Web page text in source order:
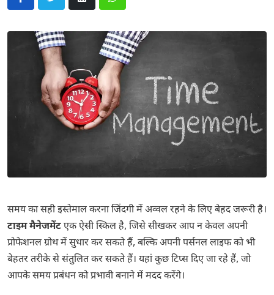
समय का सही इस्तेमाल करना जिंदगी में अव्वल रहने के लिए बेहद जरूरी है।
टाइम मैनेजमेंटएक ऐसी स्किल है, जिसे सीखकर आप न केवल अपनी
प्रोफेशनल ग्रोथ में सुधार कर सकते हैं, बल्कि अपनी पर्सनल लाइफ को भी
बेहतर तरीके से संतुलित कर सकते हैं। यहां कुछ टिप्स दिए जा रहे हैं, जो
आपके समय प्रबंधन को प्रभावी बनाने में मदद करेंगे।